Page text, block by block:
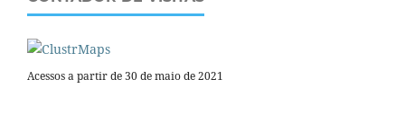
Acessos a partir de 30 de maio de 2021